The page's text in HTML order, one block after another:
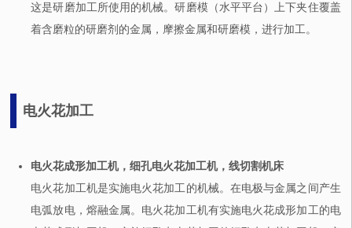
这是研磨加工所使用的机械。研磨模（水平平台）上下夹住覆盖
着含磨粒的研磨剂的金属，摩擦金属和研磨模，进行加工。
电火花加工
电火花成形加工机，细孔电火花加工机，线切割机床
电火花加工机是实施电火花加工的机械。在电极与金属之间产生
电弧放电，熔融金属。电火花加工机有实施电火花成形加工的电